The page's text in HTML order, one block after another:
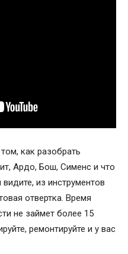
как разобрать
Ардо, Бош, Сименс и что
из инструментов
отвертка. Время
не займет более 15
ремонтируйте и у вас